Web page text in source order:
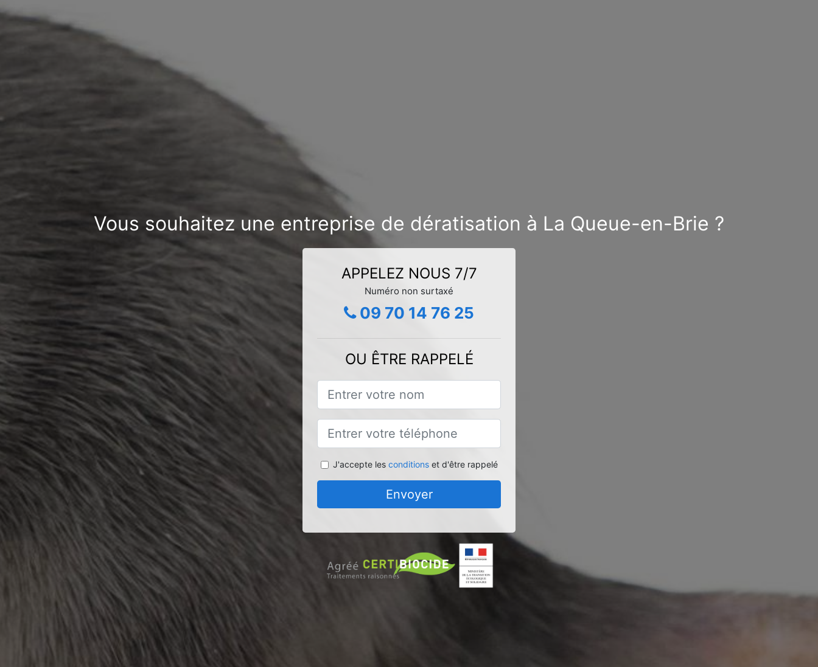
Vous souhaitez une entreprise de dératisation à La Queue-en-Brie ?
APPELEZ NOUS 7/7
Numéro non surtaxé
09 70 14 76 25
OU ÊTRE RAPPELÉ
J'accepte les conditionset d'être rappelé
Envoyer